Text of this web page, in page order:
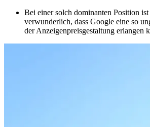
Bei einer solch dominanten Position ist
verwunderlich, dass Google eine so
der Anzeigenpreisgestaltung erlangen